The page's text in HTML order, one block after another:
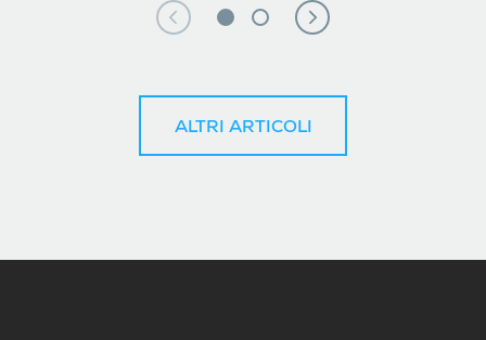
ALTRI ARTICOLI